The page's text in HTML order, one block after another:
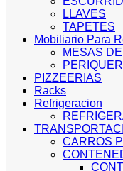
LLAVES
TAPETES
Mobiliario Para
MESAS
PIZZEERIAS
Racks
Refrigeracion
CARROS